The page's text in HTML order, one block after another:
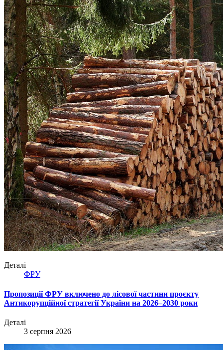
Деталі
ФРУ
Пропозиції ФРУ включено до лісової частини проєкту
Антикорупційної стратегії України на 2026–2030 роки
Деталі
3 серпня 2026